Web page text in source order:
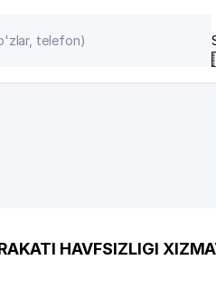
HAVFSIZLIGI